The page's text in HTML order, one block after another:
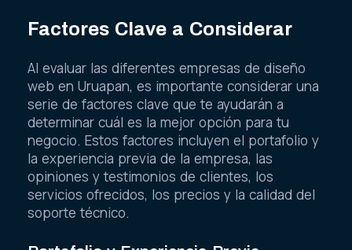
Factores Clave a Considerar
Al evaluar las diferentes empresas de diseño
web en Uruapan, es importante considerar una
serie de factores clave que te ayudarán a
determinar cuál es la mejor opción para tu
negocio. Estos factores incluyen el portafolio y
la experiencia previa de la empresa, las
opiniones y testimonios de clientes, los
servicios ofrecidos, los precios y la calidad del
soporte técnico.